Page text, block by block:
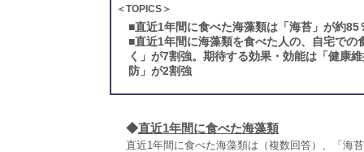
＜TOPICS＞
■直近1年間に食べた海藻類は「海苔」が約
■直近1年間に海藻類を食べた人の、自宅で
く」が7割強。期待する効果・効能は「健康
防」が2割強
◆直近1年間に食べた海藻類
直近1年間に食べた海藻類は（複数回答）、「海